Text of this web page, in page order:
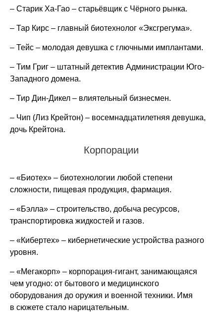
– Старик Xа-Гао – старьёвщик с Чёрного рынка.
– Тар Кирс – главный биотехнолог «Эксгрегума».
– Тейс – молодая девушка с глючными имплантами.
– Тим Григ – штатный детектив Администрации Юго-
Западного домена.
– Тир Дин-Дикел – влиятельный бизнесмен.
– Чип (Лиз Крейтон) – восемнадцатилетняя девушка,
дочь Крейтона.
Корпорации
– «Биотех» – биотехнологии любой степени
сложности, пищевая продукция, фармация.
– «Бэлла» – строительство, добыча ресурсов,
транспортировка жидкостей и газов.
– «Кибертех» – кибернетические устройства разного
уровня.
– «Мегакорп» – корпорация-гигант, занимающаяся
чем угодно: от бытового и медицинского
оборудования до оружия и военной техники. Имя
в сюжете стало нарицательным.